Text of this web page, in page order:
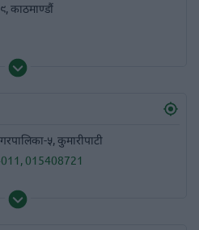
काठमाण्डौं
५, कुमारीपाटी
, 015408721